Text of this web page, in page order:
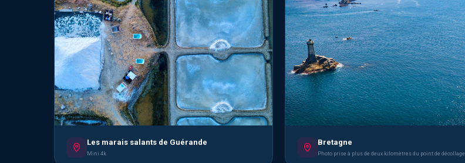
Les marais salants de Guérande
Mini 4k
Bretagne
Photo prise à plus de deux kilomètres du point de décollage